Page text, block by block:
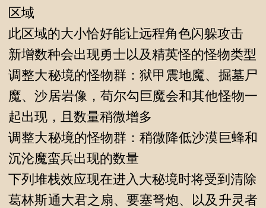
区域
此区域的大小恰好能让远程角色闪躲攻击
新增数种会出现勇士以及精英怪的怪物类型
调整大秘境的怪物群：狱甲震地魔、掘墓尸
魔、沙居岩像，苟尔勾巨魔会和其他怪物一
起出现，且数量稍微增多
调整大秘境的怪物群：稍微降低沙漠巨蜂和
沉沦魔蛮兵出现的数量
下列堆栈效应现在进入大秘境时将受到清除
葛林斯通大君之扇、要塞弩炮、以及升灵者